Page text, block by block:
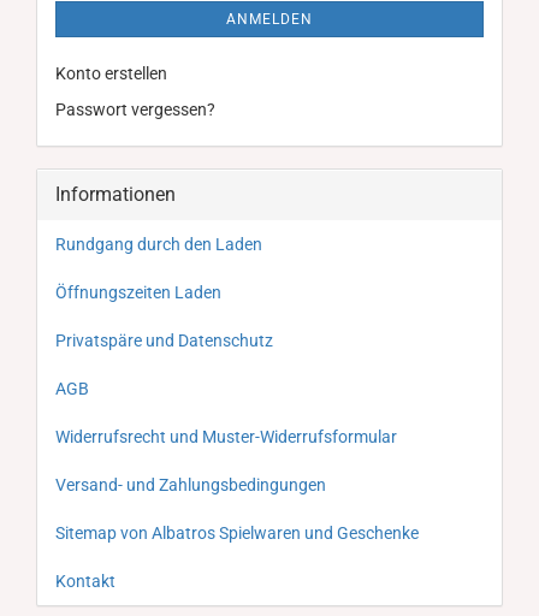
ANMELDEN
Konto erstellen
Passwort vergessen?
Informationen
Rundgang durch den Laden
Öffnungszeiten Laden
Privatspäre und Datenschutz
AGB
Widerrufsrecht und Muster-Widerrufsformular
Versand- und Zahlungsbedingungen
Sitemap von Albatros Spielwaren und Geschenke
Kontakt